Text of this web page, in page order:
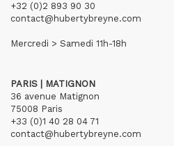
+32 (0)2 893 90 30
contact@hubertybreyne.com
Mercredi > Samedi 11h-18h
PARIS | MATIGNON
36 avenue Matignon
75008 Paris
+33 (0)1 40 28 04 71
contact@hubertybreyne.com